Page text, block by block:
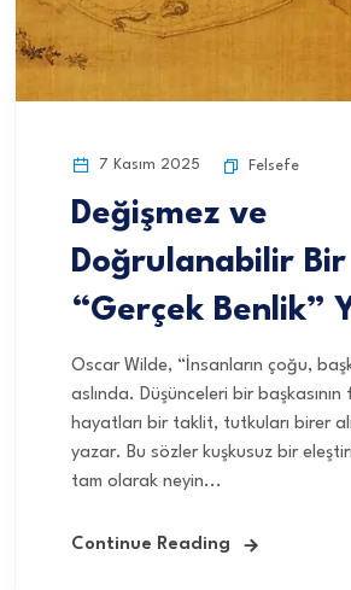
7 Kasım 2025 Felsefe
Değişmez ve
Doğrulanabilir Bir
“Gerçek Benlik”
Oscar Wilde, “İnsanların çoğu,
aslında. Düşünceleri bir başkasının
hayatları bir taklit, tutkuları birer
yazar. Bu sözler kuşkusuz bir
tam olarak neyin...
Continue Reading